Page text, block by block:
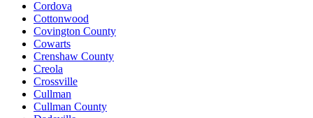
Cordova
Cottonwood
Covington County
Cowarts
Crenshaw County
Creola
Crossville
Cullman
Cullman County